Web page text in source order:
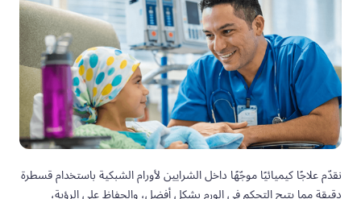
نقدّم علاجًا كيميائيًا موجّهًا داخل الشرايين لأورام الشبكية باستخدام قسطرة
دقيقة مما يتيح التحكم في الورم بشكل أفضل، والحفاظ على الرؤية،